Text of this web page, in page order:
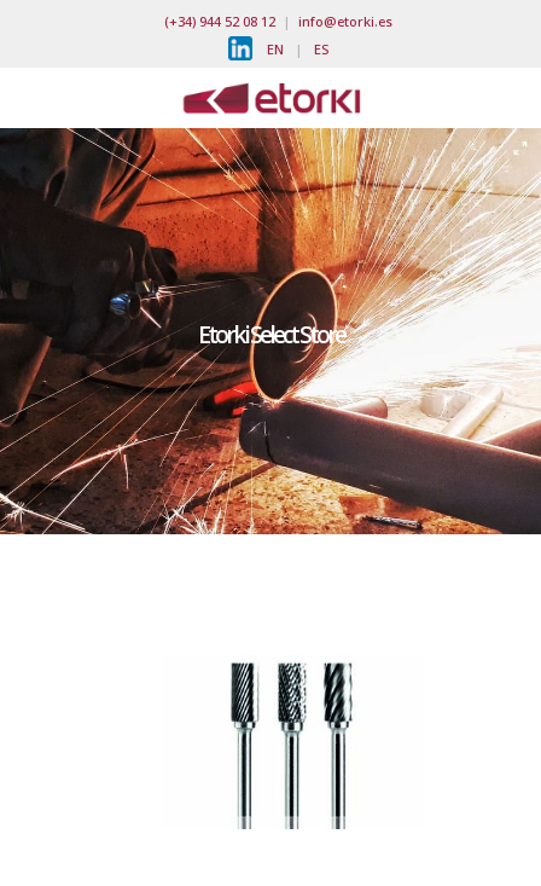
(+34) 944 52 08 12| info@etorki.es
EN | ES
Etorki Select Store